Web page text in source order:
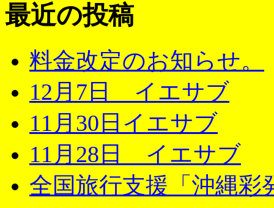
最近の投稿
料金改定のお知らせ。
12月7日 イエサブ
11月30日イエサブ
11月28日 イエサブ
全国旅行支援「沖縄彩